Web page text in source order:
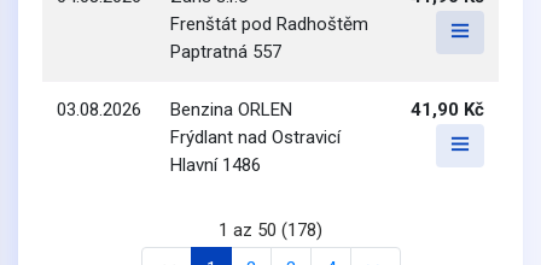
Frenštát pod Radhoštěm
Paptratná 557
03.08.2026
Benzina ORLEN
Frýdlant nad Ostravicí
Hlavní 1486
41,90 Kč
1 az 50 (178)